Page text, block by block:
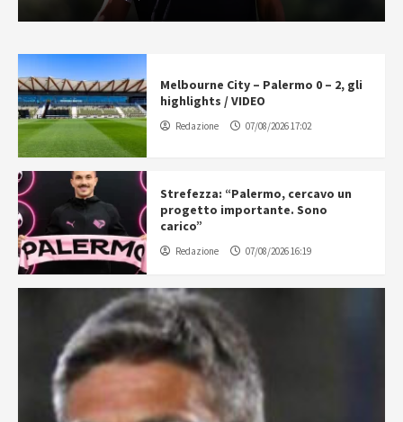
Melbourne City – Palermo 0 – 2, gli
highlights / VIDEO
Redazione 07/08/2026 17:02
Strefezza: “Palermo, cercavo un
progetto importante. Sono
carico”
Redazione 07/08/2026 16:19